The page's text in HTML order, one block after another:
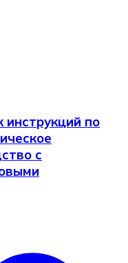
инструкций по
с